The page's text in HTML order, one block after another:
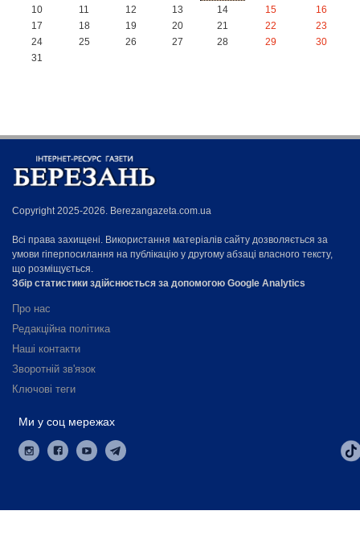
10
11 12 13 14 15
16
17
18 19 20 21 22
23
24
25 26 27 28 29
30
31
Copyright 2025-2026. Berezangazeta.com.ua
Всі права захищені. Використання матеріалів сайту дозволяється за
умови гіперпосилання на публікацію у другому абзаці власного тексту,
що розміщується.
Збір статистики здійснюється за допомогою Google Analytics
Про нас
Редакційна політика
Наші контакти
Зворотній зв'язок
Ключові теги
Ми у соц мережах